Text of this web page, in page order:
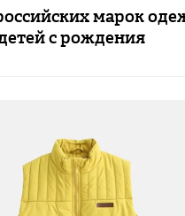
марок
с рождения